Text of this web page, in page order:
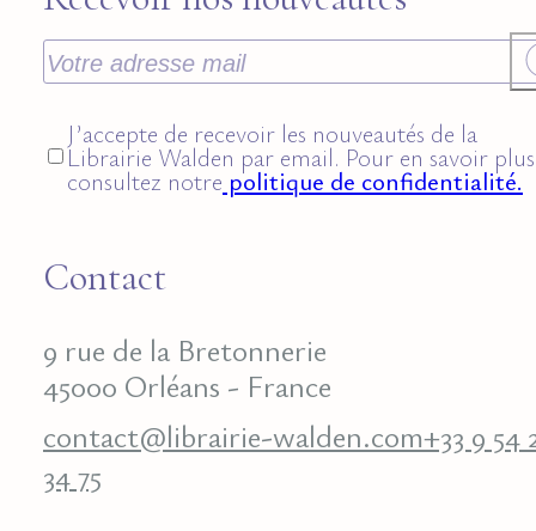
J’accepte de recevoir les nouveautés de la
Librairie Walden par email. Pour en savoir
consultez notre politique de confidentialité.
Contact
9 rue de la Bretonnerie
45000 Orléans - France
contact@librairie-walden.com+33 9 54
34 75